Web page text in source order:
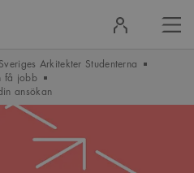
in
Sveriges Arkitekter Studenterna
få jobb
ansökan